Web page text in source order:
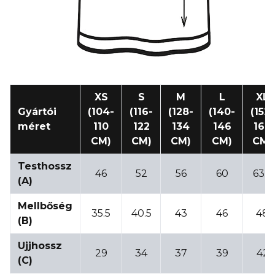
Gyártói
méret
XS
(104-
110
CM)
S
(116-
122
CM)
M
(128-
134
CM)
L
(140-
146
CM)
XL
(152-
164
CM)
Testhossz
(A)
46 52 56 60 63.5
Mellbőség
(B)
35.5 40.5 43 46 48
Ujjhossz
(C)
29 34 37 39 42